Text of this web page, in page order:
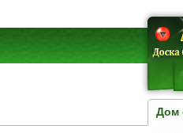
Дом